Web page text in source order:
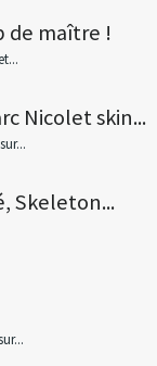
de maître !
Nicolet skin...
Skeleton...